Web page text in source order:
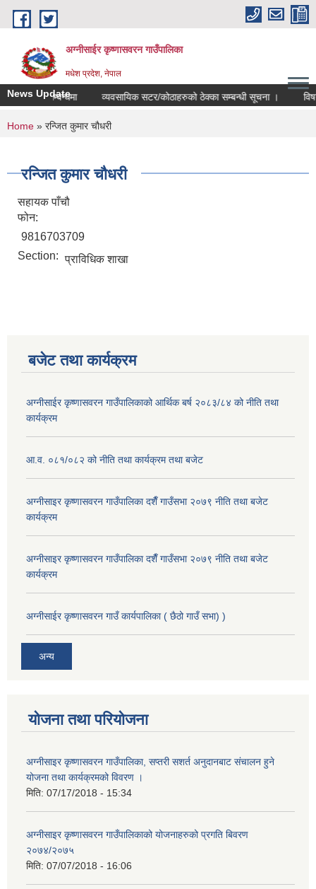
Skip to main content
अग्नीसाईर कृष्णासवरन गाउँपालिका
मधेश प्रदेश, नेपाल
News Update
सम्बन्धमा व्यवसायिक सटर/कोठाहरुको ठेक्का सम्बन्धी सूचना । विषय
You are here
Home » रन्जित कुमार चौधरी
रन्जित कुमार चौधरी
सहायक पाँचौ
फोन:
9816703709
Section: प्राविधिक शाखा
बजेट तथा कार्यक्रम
अग्नीसाईर कृष्णासवरन गाउँपालिकाको आर्थिक बर्ष २०८३/८४ को नीति तथा
कार्यक्रम
आ.व. ०८१/०८२ को नीति तथा कार्यक्रम तथा बजेट
अग्नीसाइर कृष्णासवरन गाउँपालिका दशैँ गाउँसभा २०७९ नीति तथा बजेट
कार्यक्रम
अग्नीसाइर कृष्णासवरन गाउँपालिका दशैँ गाउँसभा २०७९ नीति तथा बजेट
कार्यक्रम
अग्नीसाईर कृष्णासवरन गाउँ कार्यपालिका ( छैठो गाउँ सभा) )
अन्य
योजना तथा परियोजना
अग्नीसाइर कृष्णासवरन गाउँपालिका, सप्तरी सशर्त अनुदानबाट संचालन हुने
योजना तथा कार्यक्रमको विवरण ।
मिति: 07/17/2018 - 15:34
अग्नीसाइर कृष्णासवरन गाउँपालिकाको योजनाहरुको प्रगति बिवरण
२०७४/२०७५
मिति: 07/07/2018 - 16:06